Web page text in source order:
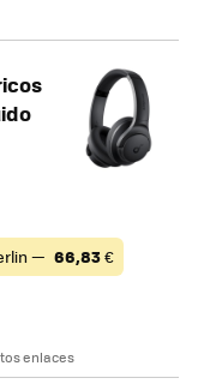
— 66,83€
enlaces